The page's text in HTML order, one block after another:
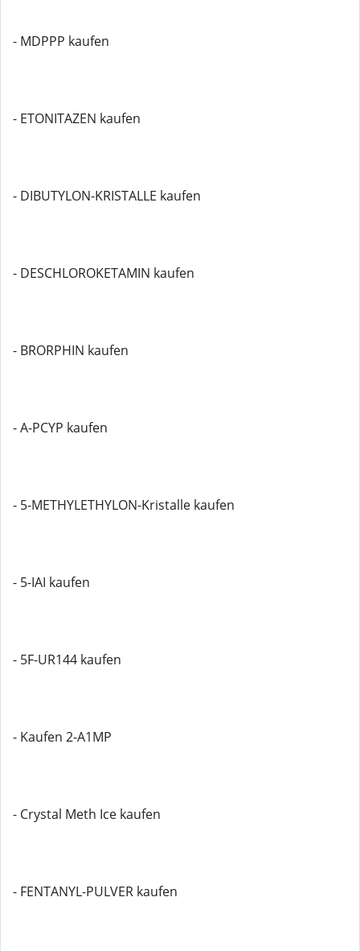
- MDPPP kaufen
- ETONITAZEN kaufen
- DIBUTYLON-KRISTALLE kaufen
- DESCHLOROKETAMIN kaufen
- BRORPHIN kaufen
- A-PCYP kaufen
- 5-METHYLETHYLON-Kristalle kaufen
- 5-IAI kaufen
- 5F-UR144 kaufen
- Kaufen 2-A1MP
- Crystal Meth Ice kaufen
- FENTANYL-PULVER kaufen